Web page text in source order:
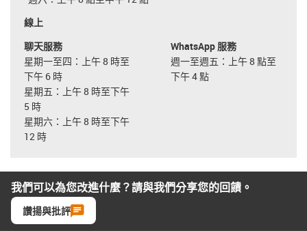
線上
聊天服務
星期一至四：上午 8 時至
下午 6 時
星期五：上午 8 時至下午
5 時
星期六：上午 8 時至下午
12 時
WhatsApp 服務
週一至週五：上午 8 點至
下午 4 點
我們可以為您改進什麼？請與我們分享您的回饋。
讚揚與批評